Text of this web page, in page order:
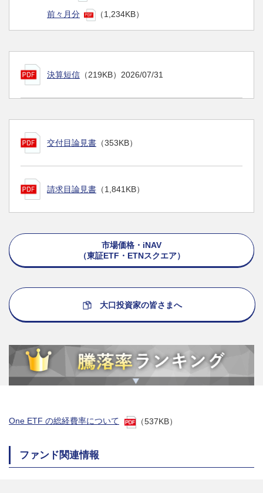
前々月分 （1,234KB）
決算短信 （219KB） 2026/07/31
交付目論見書 （353KB）
請求目論見書 （1,841KB）
市場価格・iNAV
（東証ETF・ETNスクエア）
大口投資家の皆さまへ
One ETF の総経費率について （537KB）
ファンド関連情報